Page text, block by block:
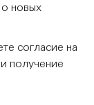
новых
согласие на
получение